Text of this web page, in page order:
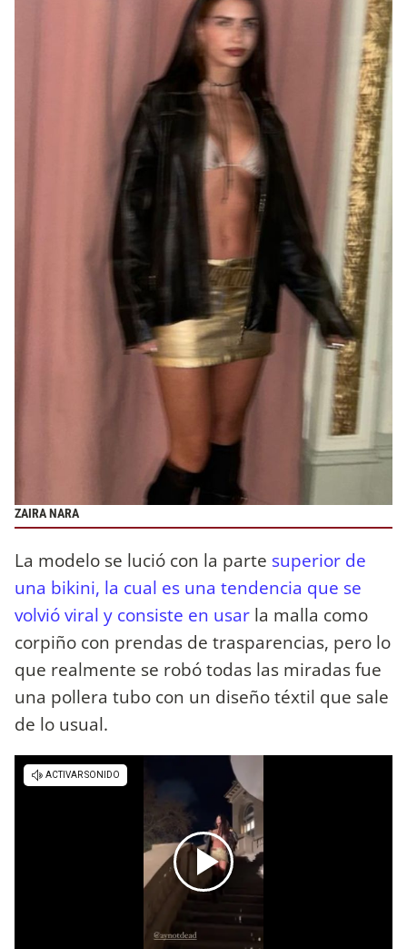
ZAIRA NARA
La modelo se lució con la parte superior de
una bikini, la cual es una tendencia que se
volvió viral y consiste en usar la malla como
corpiño con prendas de trasparencias, pero lo
que realmente se robó todas las miradas fue
una pollera tubo con un diseño téxtil que sale
de lo usual.